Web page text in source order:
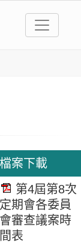
檔案下載
第4屆第8次
定期會各委員
會審查議案時
間表